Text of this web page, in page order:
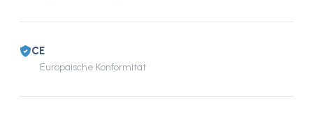
CE
Europäische Konformität